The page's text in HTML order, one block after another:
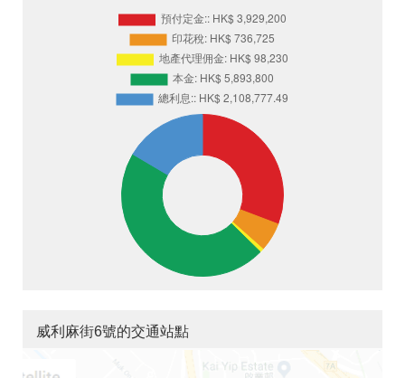
威利麻街6號的交通站點